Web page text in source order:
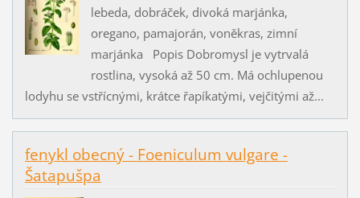
lebeda, dobráček, divoká marjánka,
oregano, pamajorán, voněkras, zimní
marjánka Popis Dobromysl je vytrvalá
rostlina, vysoká až 50 cm. Má ochlupenou
lodyhu se vstřícnými, krátce řapíkatými, vejčitými až...
fenykl obecný - Foeniculum vulgare -
Šatapušpa